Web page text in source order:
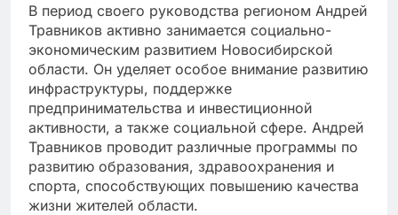
В период своего руководства регионом Андрей
Травников активно занимается социально-
экономическим развитием Новосибирской
области. Он уделяет особое внимание развитию
инфраструктуры, поддержке
предпринимательства и инвестиционной
активности, а также социальной сфере. Андрей
Травников проводит различные программы по
развитию образования, здравоохранения и
спорта, способствующих повышению качества
жизни жителей области.